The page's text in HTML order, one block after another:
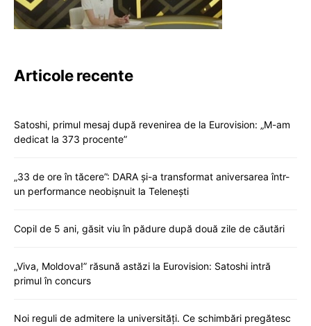
Articole recente
Satoshi, primul mesaj după revenirea de la Eurovision: „M-am
dedicat la 373 procente”
„33 de ore în tăcere”: DARA și-a transformat aniversarea într-
un performance neobișnuit la Telenești
Copil de 5 ani, găsit viu în pădure după două zile de căutări
„Viva, Moldova!” răsună astăzi la Eurovision: Satoshi intră
primul în concurs
Noi reguli de admitere la universități. Ce schimbări pregătesc